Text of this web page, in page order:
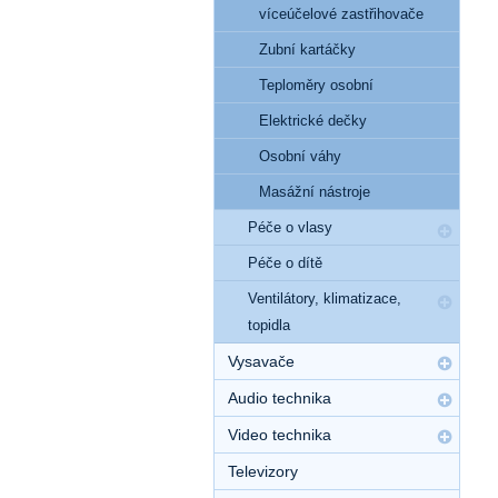
víceúčelové zastřihovače
Zubní kartáčky
Teploměry osobní
Elektrické dečky
Osobní váhy
Masážní nástroje
Péče o vlasy
Péče o dítě
Ventilátory, klimatizace,
topidla
Vysavače
Audio technika
Video technika
Televizory